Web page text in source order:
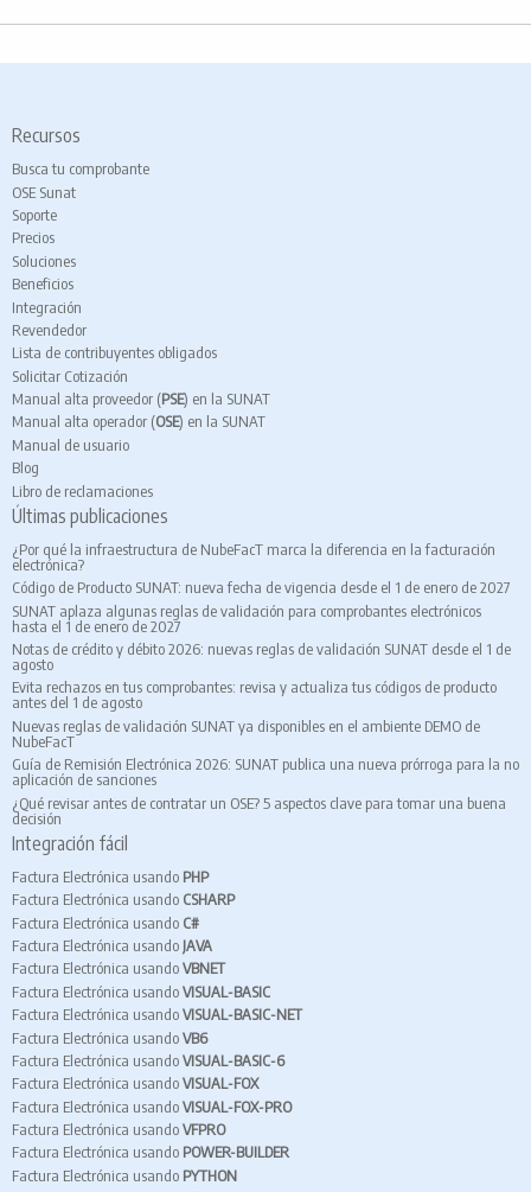
Recursos
Busca tu comprobante
OSE Sunat
Soporte
Precios
Soluciones
Beneficios
Integración
Revendedor
Lista de contribuyentes obligados
Solicitar Cotización
Manual alta proveedor (PSE) en la SUNAT
Manual alta operador (OSE) en la SUNAT
Manual de usuario
Blog
Libro de reclamaciones
Últimas publicaciones
¿Por qué la infraestructura de NubeFacT marca la diferencia en la facturación
electrónica?
Código de Producto SUNAT: nueva fecha de vigencia desde el 1 de enero de 2027
SUNAT aplaza algunas reglas de validación para comprobantes electrónicos
hasta el 1 de enero de 2027
Notas de crédito y débito 2026: nuevas reglas de validación SUNAT desde el 1 de
agosto
Evita rechazos en tus comprobantes: revisa y actualiza tus códigos de producto
antes del 1 de agosto
Nuevas reglas de validación SUNAT ya disponibles en el ambiente DEMO de
NubeFacT
Guía de Remisión Electrónica 2026: SUNAT publica una nueva prórroga para la no
aplicación de sanciones
¿Qué revisar antes de contratar un OSE? 5 aspectos clave para tomar una buena
decisión
Integración fácil
Factura Electrónica usando PHP
Factura Electrónica usando CSHARP
Factura Electrónica usando C#
Factura Electrónica usando JAVA
Factura Electrónica usandoVBNET
Factura Electrónica usandoVISUAL-BASIC
Factura Electrónica usandoVISUAL-BASIC-NET
Factura Electrónica usandoVB6
Factura Electrónica usandoVISUAL-BASIC-6
Factura Electrónica usandoVISUAL-FOX
Factura Electrónica usandoVISUAL-FOX-PRO
Factura Electrónica usandoVFPRO
Factura Electrónica usando POWER-BUILDER
Factura Electrónica usando PYTHON